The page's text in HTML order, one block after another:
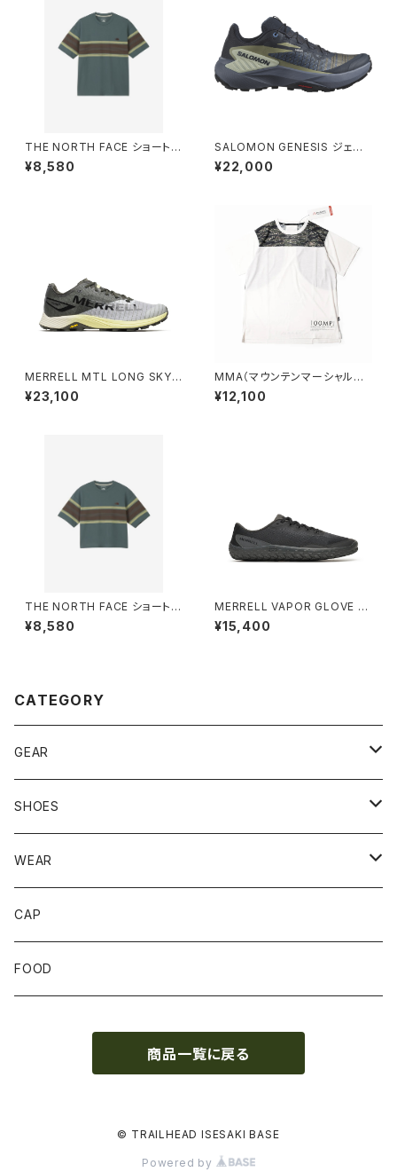
THE NORTH FACE ショートス
リーブフリーランパネルボーダ
ークルー（メンズ） スレートグレ
¥8,580
SALOMON GENESIS ジェネ
シス ［ウィメンズ］
¥22,000
MERRELL MTL LONG SKY 2
MATRYX® エムティーエル ロ
ング スカイ 2 マトリックス®［メ
¥23,100
MMA（マウンテンマーシャルア
ーツ） 100MPJ Trail Tee (W
hite)
¥12,100
THE NORTH FACE ショートス
リーブフリーランパネルボーダ
ークルー （レディース） スレート
¥8,580
MERRELL VAPOR GLOVE 7
ベイパー グローブ 7［メンズ］
ブラック
¥15,400
CATEGORY
GEAR
BACKPACK
STUFFBAG
ACCESSORIES
SHOES
サンダル
WEAR
SOCKS
GLOVE
CAP
FOOD
商品一覧に戻る
© TRAILHEAD ISESAKI BASE
Powered by